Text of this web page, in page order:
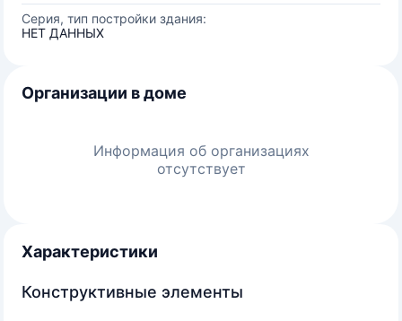
Серия, тип постройки здания:
НЕТ ДАННЫХ
Организации в доме
Информация об организациях
отсутствует
Характеристики
Конструктивные элементы